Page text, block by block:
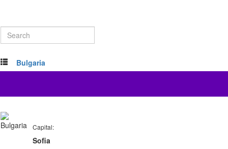
Bulgaria
Capital:
Sofia